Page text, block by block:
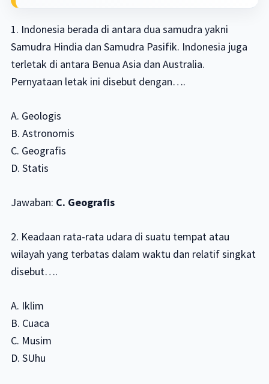
1. Indonesia berada di antara dua samudra yakni
Samudra Hindia dan Samudra Pasifik. Indonesia juga
terletak di antara Benua Asia dan Australia.
Pernyataan letak ini disebut dengan….
A. Geologis
B. Astronomis
C. Geografis
D. Statis
Jawaban: C. Geografis
2. Keadaan rata-rata udara di suatu tempat atau
wilayah yang terbatas dalam waktu dan relatif singkat
disebut….
A. Iklim
B. Cuaca
C. Musim
D. SUhu